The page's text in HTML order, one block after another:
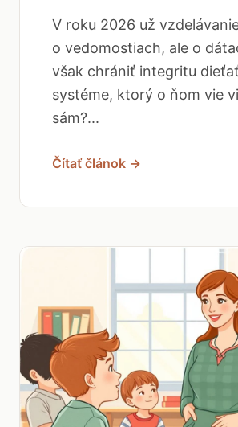
V roku 2026 už
o vedomostiach, ale o
však chrániť integritu
systéme, ktorý o ňom vie
sám?...
Čítať článok →